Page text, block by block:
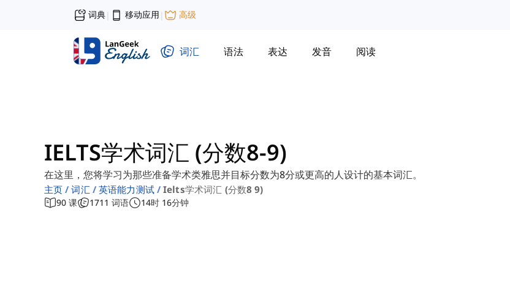
词典| 移动应用 | 高级
词汇 语法 表达 发音 阅读
IELTS学术词汇 (分数8-9)
在这里，您将学习为那些准备学术类雅思并目标分数为8分或更高的人设计的基本词汇。
主页 词汇 英语能力测试 Ielts学术词汇 (分数8 9)
90 课 1711 词语 14时 16分钟